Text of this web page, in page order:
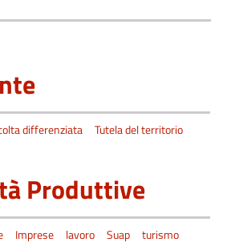
differenziata
Tutela del territorio
Produttive
Imprese lavoro Suap turismo